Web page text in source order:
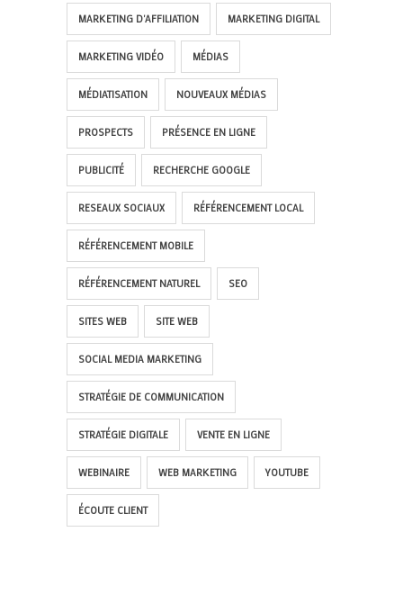
MARKETING D'AFFILIATION MARKETING DIGITAL
MARKETING VIDÉO MÉDIAS
MÉDIATISATION NOUVEAUX MÉDIAS
PROSPECTS PRÉSENCE EN LIGNE
PUBLICITÉ RECHERCHE GOOGLE
RESEAUX SOCIAUX RÉFÉRENCEMENT LOCAL
RÉFÉRENCEMENT MOBILE
RÉFÉRENCEMENT NATUREL SEO
SITES WEB SITE WEB
SOCIAL MEDIA MARKETING
STRATÉGIE DE COMMUNICATION
STRATÉGIE DIGITALE VENTE EN LIGNE
WEBINAIRE WEB MARKETING YOUTUBE
ÉCOUTE CLIENT